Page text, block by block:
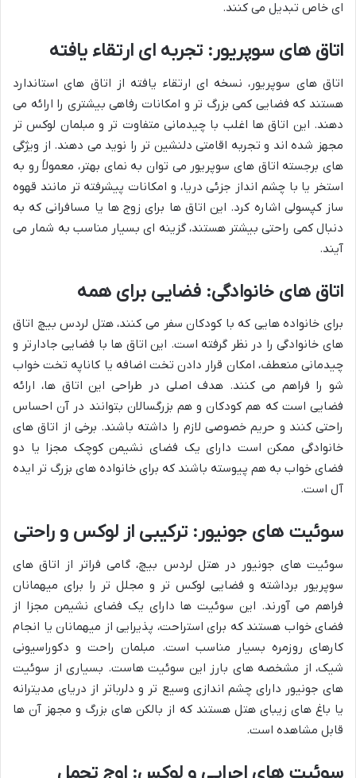
ای خاص تبدیل می کنند.
اتاق های سوپریور: تجربه ای ارتقاء یافته
اتاق های سوپریور، نسخه ای ارتقاء یافته از اتاق های استاندارد
هستند که فضایی کمی بزرگ تر و امکانات رفاهی بیشتری را ارائه می
دهند. این اتاق ها اغلب با چیدمانی متفاوت تر و مبلمان لوکس تر
مجهز شده اند و تجربه اقامتی دلنشین تر را نوید می دهند. از ویژگی
های برجسته اتاق های سوپریور می توان به نمای بهتر، معمولاً رو به
استخر یا با چشم انداز جزئی دریا، و امکانات پیشرفته تر مانند قهوه
ساز کپسولی اشاره کرد. این اتاق ها برای زوج ها یا مسافرانی که به
دنبال کمی راحتی بیشتر هستند، گزینه ای بسیار مناسب به شمار می
آیند.
اتاق های خانوادگی: فضایی برای همه
برای خانواده هایی که با کودکان سفر می کنند، هتل لردس بیچ اتاق
های خانوادگی را در نظر گرفته است. این اتاق ها با فضایی جادارتر و
چیدمانی منعطف، امکان قرار دادن تخت اضافه یا کاناپه تخت خواب
شو را فراهم می کنند. هدف اصلی در طراحی این اتاق ها، ارائه
فضایی است که هم کودکان و هم بزرگسالان بتوانند در آن احساس
راحتی کنند و حریم خصوصی لازم را داشته باشند. برخی از اتاق های
خانوادگی ممکن است دارای یک فضای نشیمن کوچک مجزا یا دو
فضای خواب به هم پیوسته باشند که برای خانواده های بزرگ تر ایده
آل است.
سوئیت های جونیور: ترکیبی از لوکس و راحتی
سوئیت های جونیور در هتل لردس بیچ، گامی فراتر از اتاق های
سوپریور برداشته و فضایی لوکس تر و مجلل تر را برای میهمانان
فراهم می آورند. این سوئیت ها دارای یک فضای نشیمن مجزا از
فضای خواب هستند که برای استراحت، پذیرایی از میهمانان یا انجام
کارهای روزمره بسیار مناسب است. مبلمان راحت و دکوراسیونی
شیک، از مشخصه های بارز این سوئیت هاست. بسیاری از سوئیت
های جونیور دارای چشم اندازی وسیع تر و دلرباتر از دریای مدیترانه
یا باغ های زیبای هتل هستند که از بالکن های بزرگ و مجهز آن ها
قابل مشاهده است.
سوئیت های اجرایی و لوکس: اوج تجمل